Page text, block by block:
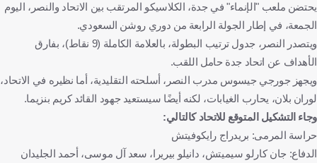
دوري روشن السعودي
الاتحاد ضد النصر
المملكة العربية السعودية
كرة قدم
يحتضن ملعب "الإنماء" في جدة، الكلاسيكو المرتقب بين الاتحاد والنصر، اليوم
الجمعة، في إطار الجولة الرابعة من دوري روشن السعودي.
ويتصدر النصر، جدول ترتيب البطولة، بالعلامة الكاملة (9 نقاط)، بفارق
الأهداف عن اتحاد جدة حامل اللقب.
ويجهز جورجي جيسوس مدرب النصر، أسلحته التقليدية، أما نظيره في الاتحاد،
لوران بلان، يحارب الغيابات، لكنه أيضًا سيستعيد جهود القائد كريم بنزيما.
وجاء التشكيل المتوقع للاتحاد كالتالي:
حراسة المرمى: بريدراج رايكوفيتش
الدفاع: جان كارلو سيميتش، دانيلو بيريرا، سعد آل موسى، أحمد الجليدان